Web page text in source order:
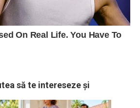
să te intereseze și